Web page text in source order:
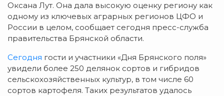
Оксана Лут. Она дала высокую оценку региону как
одному из ключевых аграрных регионов ЦФО и
России в целом, сообщает сегодня пресс-служба
правительства Брянской области.
Сегодня гости и участники «Дня Брянского поля»
увидели более 250 делянок сортов и гибридов
сельскохозяйственных культур, в том числе 60
сортов картофеля. Таких результатов удалось